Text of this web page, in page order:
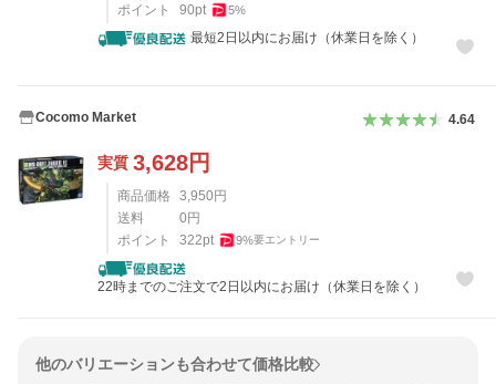
ポイント
90pt 5%
最短2日以内にお届け（休業日を除く）
Cocomo Market 4.64
実質 3,628円
商品価格 3,950 円
送料
0 円
ポイント
322pt 9%要エントリー
22時までのご注文で2日以内にお届け（休業日を除く）
他のバリエーションも合わせて価格比較